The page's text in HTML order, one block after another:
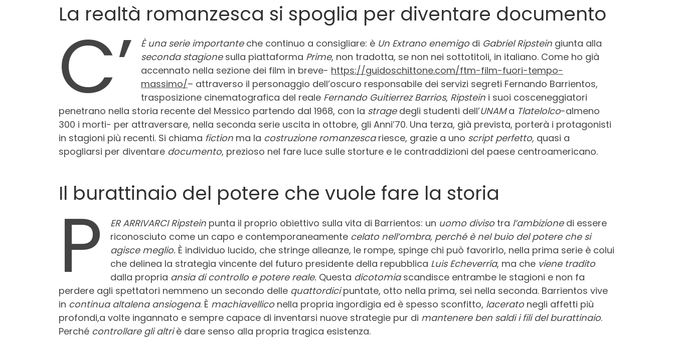
La realtà romanzesca si spoglia per diventare documento
C’ È una serie importanteche continuo a consigliare: è Un Extrano enemigodi Gabriel Ripstein giunta alla
seconda stagionesulla piattaforma Prime, non tradotta, se non nei sottotitoli, in italiano. Come ho già
accennato nella sezione dei film in breve- https://guidoschittone.com/ftm-film-fuori-tempo-
massimo/– attraverso il personaggio dell’oscuro responsabile dei servizi segreti Fernando Barrientos,
trasposizione cinematografica del reale Fernando Guitierrez Barrios, Ripstein i suoi cosceneggiatori
penetrano nella storia recente del Messico partendo dal 1968, con la stragedegli studenti dell’UNAMa Tlatelolco-almeno
300 i morti- per attraversare, nella seconda serie uscita in ottobre, gli Anni’70. Una terza, già prevista, porterà i protagonisti
in stagioni più recenti. Si chiama fiction ma la costruzione romanzescariesce, grazie a uno script perfetto, quasi a
spogliarsi per diventare documento, prezioso nel fare luce sulle storture e le contraddizioni del paese centroamericano.
Il burattinaio del potere che vuole fare la storia
P ER ARRIVARCI Ripstein punta il proprio obiettivo sulla vita di Barrientos: un uomo divisotra l’ambizione di essere
riconosciuto come un capo e contemporaneamente celato nell’ombra, perché è nel buio del potere che si
agisce meglio. È individuo lucido, che stringe alleanze, le rompe, spinge chi può favorirlo, nella prima serie è colui
che delinea la strategia vincente del futuro presidente della repubblica Luis Echeverría, ma che viene tradito
dalla propria ansia di controllo e potere reale. Questa dicotomiascandisce entrambe le stagioni e non fa
perdere agli spettatori nemmeno un secondo delle quattordicipuntate, otto nella prima, sei nella seconda. Barrientos vive
in continua altalena ansiogena. È machiavelliconella propria ingordigia ed è spesso sconfitto, laceratonegli affetti più
profondi,a volte ingannato e sempre capace di inventarsi nuove strategie pur di mantenere ben saldi i fili del burattinaio.
Perché controllare gli altriè dare senso alla propria tragica esistenza.